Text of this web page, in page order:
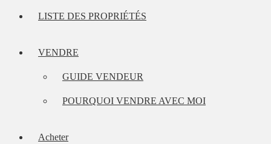
LISTE DES PROPRIÉTÉS
VENDRE
GUIDE VENDEUR
POURQUOI VENDRE AVEC MOI
Acheter